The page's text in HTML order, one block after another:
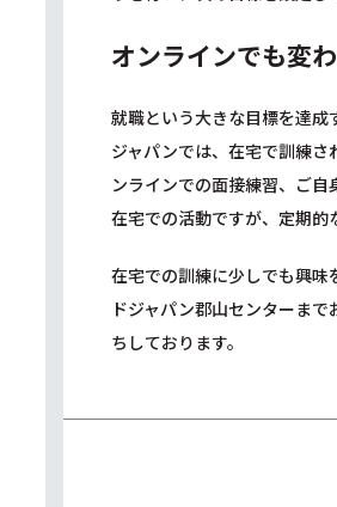
オンラインでも変
就職という大きな目標を達
ジャパンでは、在宅で訓練
ンラインでの面接練習、ご
在宅での活動ですが、定期的
在宅での訓練に少しでも興
ドジャパン郡山センターま
ちしております。